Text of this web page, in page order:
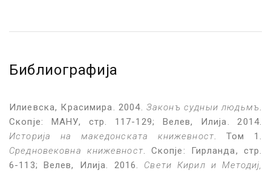
Библиографија
Илиевска, Красимира. 2004. Законъ судныи людьмъ
Скопје: МАНУ, стр. 117-129; Велев, Илија. 2014.
Историја на македонската книжевност . Том 1.
Средновековна книжевност . Скопје: Гирланда, стр.
6-113; Велев, Илија. 2016. Свети Кирил и Методиј,